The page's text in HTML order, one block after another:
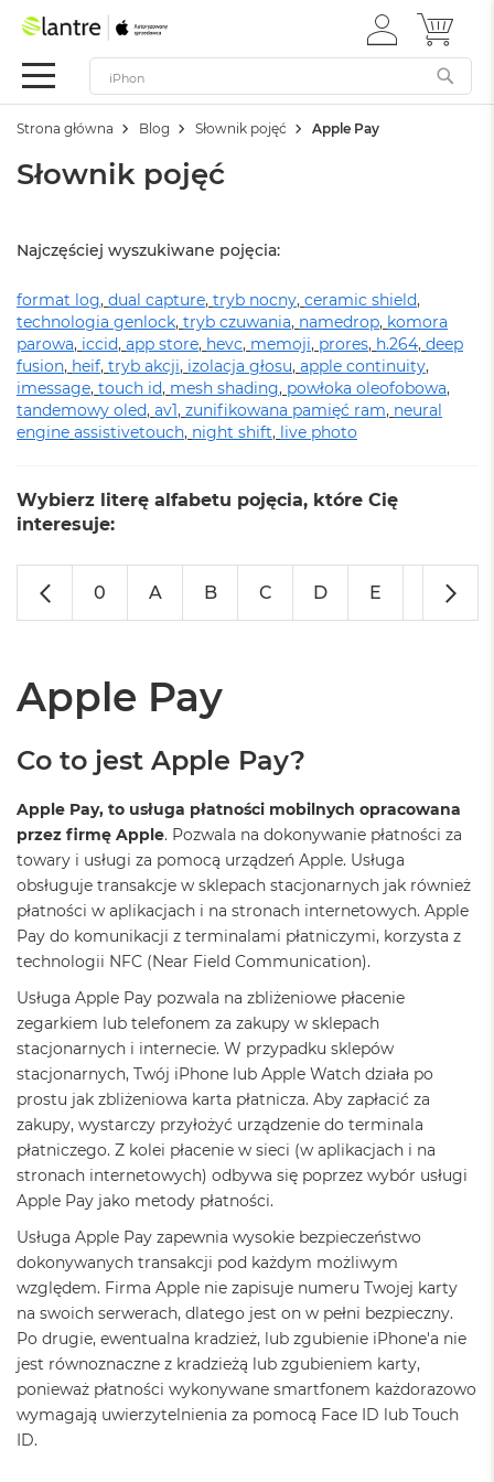
Apple
Festiwal
M
c
k
e
o
W
e
d
ł
u
o
l
r
M
o
N
e
C
y
t
r
s
o
w
ż
ó
t
y
M
a
c
B
o
k
N
o
S
u
b
e
l
ZALOGUJ
SIĘ
MÓJ
Strona główna Blog Słownik pojęć Apple Pay
Słownik pojęć
Najczęściej wyszukiwane pojęcia:
format log, dual capture, tryb nocny, ceramic shield,
technologia genlock, tryb czuwania, namedrop, komora
parowa, iccid, app store, hevc, memoji, prores, h.264, deep
fusion, heif, tryb akcji, izolacja głosu, apple continuity,
imessage, touch id, mesh shading, powłoka oleofobowa,
tandemowy oled, av1, zunifikowana pamięć ram, neural
engine assistivetouch, night shift, live photo
Wybierz literę alfabetu pojęcia, które Cię
interesuje:
0 A B C D E
Apple Pay
Co to jest Apple Pay?
Apple Pay, to usługa płatności mobilnych opracowana
przez firmę Apple. Pozwala na dokonywanie płatności za
towary i usługi za pomocą urządzeń Apple. Usługa
obsługuje transakcje w sklepach stacjonarnych jak również
płatności w aplikacjach i na stronach internetowych. Apple
Pay do komunikacji z terminalami płatniczymi, korzysta z
technologii NFC (Near Field Communication).
Usługa Apple Pay pozwala na zbliżeniowe płacenie
zegarkiem lub telefonem za zakupy w sklepach
stacjonarnych i internecie. W przypadku sklepów
stacjonarnych, Twój iPhone lub Apple Watch działa po
prostu jak zbliżeniowa karta płatnicza. Aby zapłacić za
zakupy, wystarczy przyłożyć urządzenie do terminala
płatniczego. Z kolei płacenie w sieci (w aplikacjach i na
stronach internetowych) odbywa się poprzez wybór usługi
Apple Pay jako metody płatności.
Usługa Apple Pay zapewnia wysokie bezpieczeństwo
dokonywanych transakcji pod każdym możliwym
względem. Firma Apple nie zapisuje numeru Twojej karty
na swoich serwerach, dlatego jest on w pełni bezpieczny.
Po drugie, ewentualna kradzież, lub zgubienie iPhone'a nie
jest równoznaczne z kradzieżą lub zgubieniem karty,
ponieważ płatności wykonywane smartfonem każdorazowo
wymagają uwierzytelnienia za pomocą Face ID lub Touch
ID.